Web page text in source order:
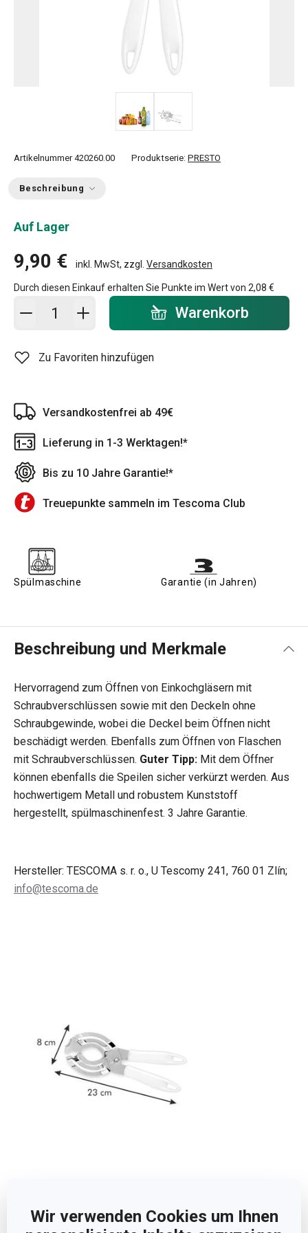
Wir verwenden Cookies um Ihnen
Artikelnummer 420260.00 Produktserie: PRESTO
Beschreibung
Auf Lager
9,90 € inkl. MwSt, zzgl. Versandkosten
Durch diesen Einkauf erhalten Sie Punkte im Wert von 2,08 €
In den Warenkorb - Menge Warenkorb
Zu Favoriten hinzufügen
Versandkostenfrei ab 49€
Lieferung in 1-3 Werktagen!*
Bis zu 10 Jahre Garantie!*
Treuepunkte sammeln im Tescoma Club
Spülmaschine Garantie (in Jahren)
Beschreibung und Merkmale
Hervorragend zum Öffnen von Einkochgläsern mit
Schraubverschlüssen sowie mit den Deckeln ohne
Schraubgewinde, wobei die Deckel beim Öffnen nicht
beschädigt werden. Ebenfalls zum Öffnen von Flaschen
mit Schraubverschlüssen. Guter Tipp: Mit dem Öffner
können ebenfalls die Speilen sicher verkürzt werden. Aus
hochwertigem Metall und robustem Kunststoff
hergestellt, spülmaschinenfest. 3 Jahre Garantie.
Hersteller: TESCOMA s. r. o., U Tescomy 241, 760 01 Zlín;
info@tescoma.de
PRODUKTBREITE (CM) 8